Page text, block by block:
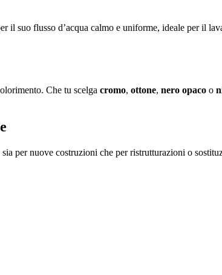
il suo flusso d’acqua calmo e uniforme, ideale per il
Che tu scelga cromo, ottone, nero opaco o
per nuove costruzioni che per ristrutturazioni o